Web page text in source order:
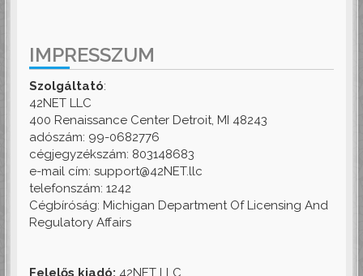
IMPRESSZUM
Szolgáltató:
42NET LLC
400 Renaissance Center Detroit, MI 48243
adószám: 99-0682776
cégjegyzékszám: 803148683
e-mail cím: support@42NET.llc
telefonszám: 1242
Cégbíróság: Michigan Department Of Licensing And
Regulatory Affairs
Felelős kiadó: 42NET LLC